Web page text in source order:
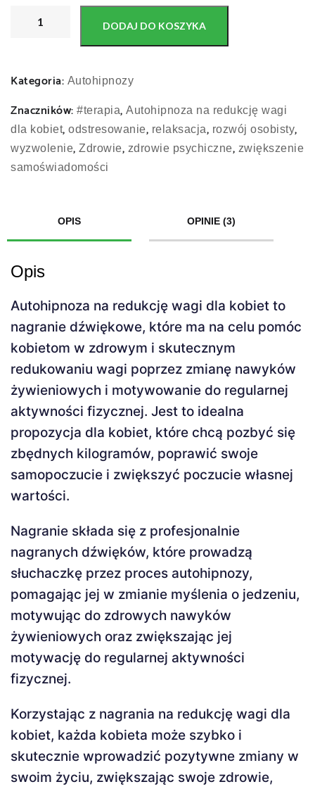
DODAJ DO KOSZYKA
Kategoria: Autohipnozy
Znaczników: #terapia, Autohipnoza na redukcję wagi
dla kobiet, odstresowanie, relaksacja, rozwój osobisty,
wyzwolenie, Zdrowie, zdrowie psychiczne, zwiększenie
samoświadomości
OPIS OPINIE (3)
Opis
Autohipnoza na redukcję wagi dla kobiet to
nagranie dźwiękowe, które ma na celu pomóc
kobietom w zdrowym i skutecznym
redukowaniu wagi poprzez zmianę nawyków
żywieniowych i motywowanie do regularnej
aktywności fizycznej. Jest to idealna
propozycja dla kobiet, które chcą pozbyć się
zbędnych kilogramów, poprawić swoje
samopoczucie i zwiększyć poczucie własnej
wartości.
Nagranie składa się z profesjonalnie
nagranych dźwięków, które prowadzą
słuchaczkę przez proces autohipnozy,
pomagając jej w zmianie myślenia o jedzeniu,
motywując do zdrowych nawyków
żywieniowych oraz zwiększając jej
motywację do regularnej aktywności
fizycznej.
Korzystając z nagrania na redukcję wagi dla
kobiet, każda kobieta może szybko i
skutecznie wprowadzić pozytywne zmiany w
swoim życiu, zwiększając swoje zdrowie,